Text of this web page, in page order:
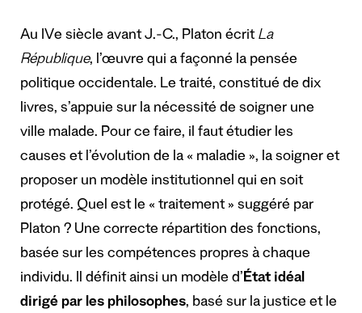
Au IVe siècle avant J.-C., Platon écrit La
République, l’œuvre qui a façonné la pensée
politique occidentale. Le traité, constitué de dix
livres, s’appuie sur la nécessité de soigner une
ville malade. Pour ce faire, il faut étudier les
causes et l’évolution de la « maladie », la soigner et
proposer un modèle institutionnel qui en soit
protégé. Quel est le « traitement » suggéré par
Platon ? Une correcte répartition des fonctions,
basée sur les compétences propres à chaque
individu. Il définit ainsi un modèle d’État idéal
dirigé par les philosophes, basé sur la justice et le